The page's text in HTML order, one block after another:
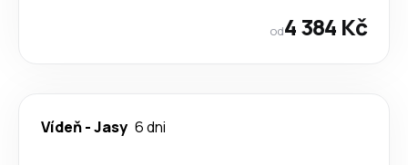
od4 384 Kč
Vídeň-Jasy 6 dni